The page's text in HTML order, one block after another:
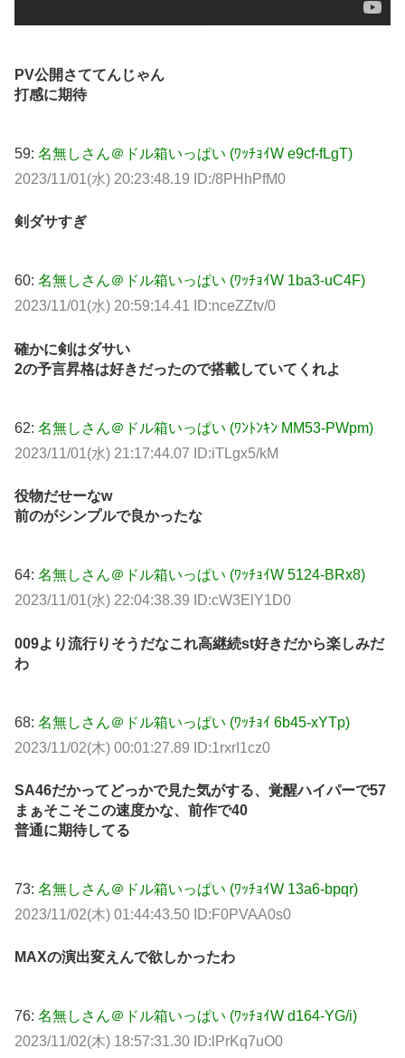
PV公開さててんじゃん
打感に期待
59: 名無しさん＠ドル箱いっぱい (ﾜｯﾁｮｲW e9cf-fLgT)
2023/11/01(水) 20:23:48.19 ID:/8PHhPfM0
剣ダサすぎ
60: 名無しさん＠ドル箱いっぱい (ﾜｯﾁｮｲW 1ba3-uC4F)
2023/11/01(水) 20:59:14.41 ID:nceZZtv/0
確かに剣はダサい
2の予言昇格は好きだったので搭載していてくれよ
62: 名無しさん＠ドル箱いっぱい (ﾜﾝﾄﾝｷﾝ MM53-PWpm)
2023/11/01(水) 21:17:44.07 ID:iTLgx5/kM
役物だせーなw
前のがシンプルで良かったな
64: 名無しさん＠ドル箱いっぱい (ﾜｯﾁｮｲW 5124-BRx8)
2023/11/01(水) 22:04:38.39 ID:cW3ElY1D0
009より流行りそうだなこれ高継続st好きだから楽しみだ
わ
68: 名無しさん＠ドル箱いっぱい (ﾜｯﾁｮｲ 6b45-xYTp)
2023/11/02(木) 00:01:27.89 ID:1rxrI1cz0
SA46だかってどっかで見た気がする、覚醒ハイパーで57
まぁそこそこの速度かな、前作で40
普通に期待してる
73: 名無しさん＠ドル箱いっぱい (ﾜｯﾁｮｲW 13a6-bpqr)
2023/11/02(木) 01:44:43.50 ID:F0PVAA0s0
MAXの演出変えんで欲しかったわ
76: 名無しさん＠ドル箱いっぱい (ﾜｯﾁｮｲW d164-YG/i)
2023/11/02(木) 18:57:31.30 ID:lPrKq7uO0